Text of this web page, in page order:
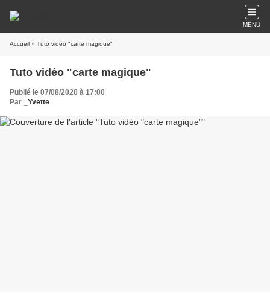
MENU
Accueil » Tuto vidéo "carte magique"
Tuto vidéo "carte magique"
Publié le 07/08/2020 à 17:00
Par
_Yvette